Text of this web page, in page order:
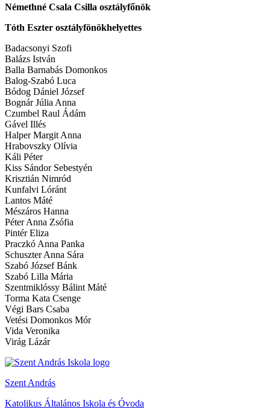
Némethné Csala Csilla osztályfőnök
Tóth Eszter osztályfönökhelyettes
Badacsonyi Szofi
Balázs István
Balla Barnabás Domonkos
Balog-Szabó Luca
Bódog Dániel József
Bognár Júlia Anna
Czumbel Raul Ádám
Gável Illés
Halper Margit Anna
Hrabovszky Olívia
Káli Péter
Kiss Sándor Sebestyén
Krisztián Nimród
Kunfalvi Lóránt
Lantos Máté
Mészáros Hanna
Péter Anna Zsófia
Pintér Eliza
Praczkó Anna Panka
Schuszter Anna Sára
Szabó József Bánk
Szabó Lilla Mária
Szentmiklóssy Bálint Máté
Torma Kata Csenge
Végi Bars Csaba
Vetési Domonkos Mór
Vida Veronika
Virág Lázár
Szent András
Katolikus Általános Iskola és Óvoda